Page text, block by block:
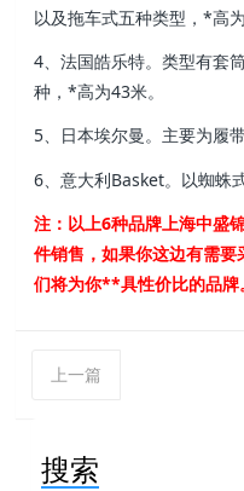
以及拖车式五种类型，*高为
4、法国皓乐特。类型有套
种，*高为43米。
5、日本埃尔曼。主要为履
6、意大利Basket。以蜘蛛
注：以上6种品牌上海中盛
件销售，如果你这边有需
们将为你**具性价比的品牌。
上一篇
搜索